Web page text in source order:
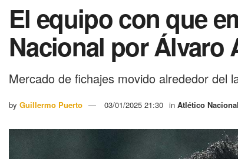
El equipo con que
Nacional por Álvaro
Mercado de fichajes movido alrededor del
by Guillermo Puerto 03/01/2025 21:30 in Atlético Nacional